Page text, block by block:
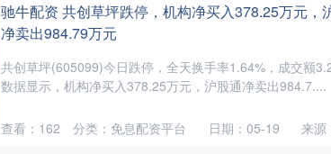
驰牛配资 共创草坪跌停，机构净买入378.25万元，
净卖出984.79万元
共创草坪(605099)今日跌停，全天换手率1.64%，成交额
数据显示，机构净买入378.25万元，沪股通净卖出984.7....
日期：05-19 来源
查看： 162 分类： 免息配资平台